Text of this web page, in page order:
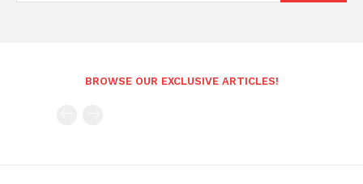
BROWSE OUR EXCLUSIVE ARTICLES!